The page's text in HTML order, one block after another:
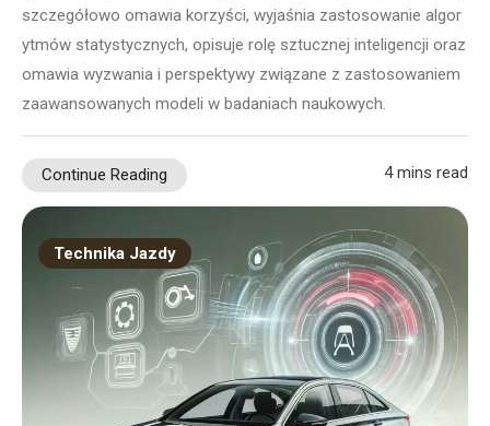
szczegółowo omawia korzyści, wyjaśnia zastosowanie algor
ytmów statystycznych, opisuje rolę sztucznej inteligencji oraz
omawia wyzwania i perspektywy związane z zastosowaniem
zaawansowanych modeli w badaniach naukowych.
Continue Reading 4 mins read
Technika Jazdy